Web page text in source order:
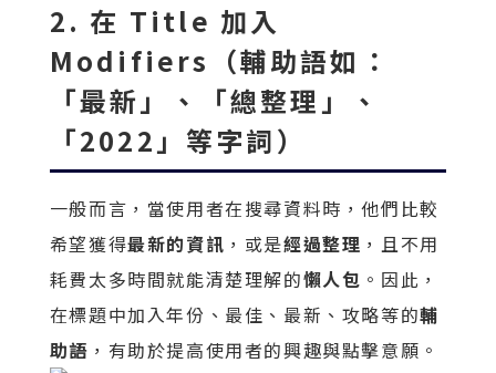
2. 在 Title 加入
Modifiers（輔助語如：
「最新」、「總整理」、
「2022」等字詞）
一般而言，當使用者在搜尋資料時，他們比較
希望獲得最新的資訊 ，或是經過整理 ，且不用
耗費太多時間就能清楚理解的懶人包 。因此，
在標題中加入年份、最佳、最新、攻略等的輔
助語 ，有助於提高使用者的興趣與點擊意願。